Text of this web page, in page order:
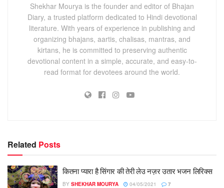
Shekhar Mourya is the founder and editor of Bhajan
Diary, a trusted platform dedicated to Hindi devotional
literature. With years of experience in publishing and
organizing bhajans, aartis, chalisas, mantras, and
kirtans, he is committed to preserving authentic
devotional content in a simple, accurate, and easy-to-
read format for devotees around the world.
Related Posts
कितना प्यारा है सिंगार की तेरी लेउ नज़र उतार भजन लिरिक्स
BY SHEKHAR MOURYA 04/05/2021 7